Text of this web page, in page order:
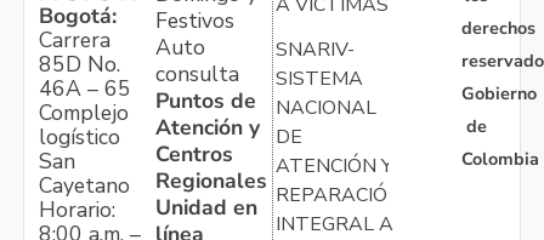
Bogotá:
Carrera
85D No.
46A – 65
Complejo
logístico
San
Cayetano
Horario:
Festivos
Auto
consulta
Puntos de
Atención y
Centros
Regionales
Unidad en
línea
SNARIV-
SISTEMA
NACIONAL
DE
ATENCIÓN Y
REPARACIÓN
INTEGRAL A
derechos
Gobierno
de
Colombia